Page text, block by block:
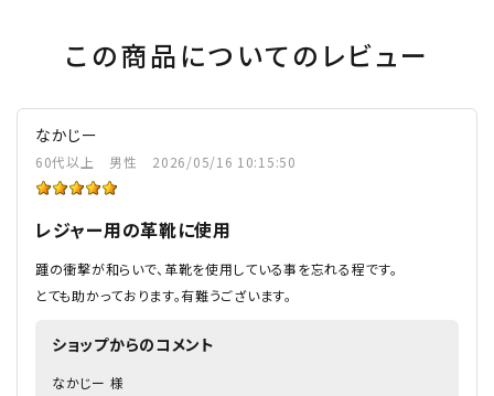
この商品についてのレビュー
なかじー
60代以上 男性 2026/05/16 10:15:50
レジャー用の革靴に使用
踵の衝撃が和らいで、革靴を使用している事を忘れる程です。
とても助かっております。有難うございます。
ショップからのコメント
なかじー 様